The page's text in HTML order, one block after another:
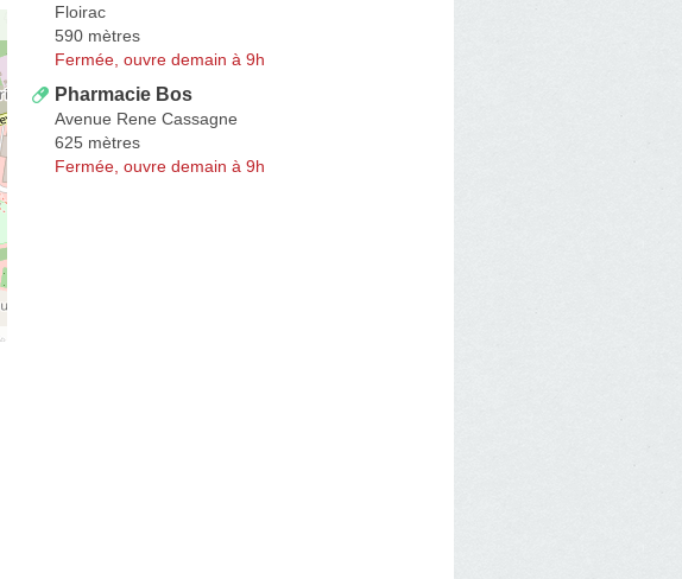
Floirac
590 mètres
Fermée, ouvre demain à 9h
Pharmacie Bos
Avenue Rene Cassagne
625 mètres
Fermée, ouvre demain à 9h